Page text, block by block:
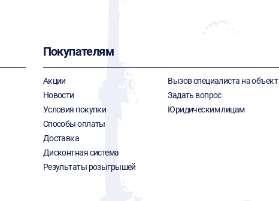
Покупателям
Акции
Новости
Условия покупки
Способы оплаты
Доставка
Дисконтная система
Результаты розыгрышей
Вызов специалиста на объект
Задать вопрос
Юридическим лицам